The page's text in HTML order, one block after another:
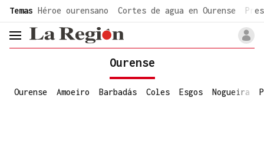
common.go-to-content
Temas Héroe ourensano Cortes de agua en Ourense
header.menu.open
Ourense
Ourense Amoeiro Barbadás Coles Esgos Nogueira